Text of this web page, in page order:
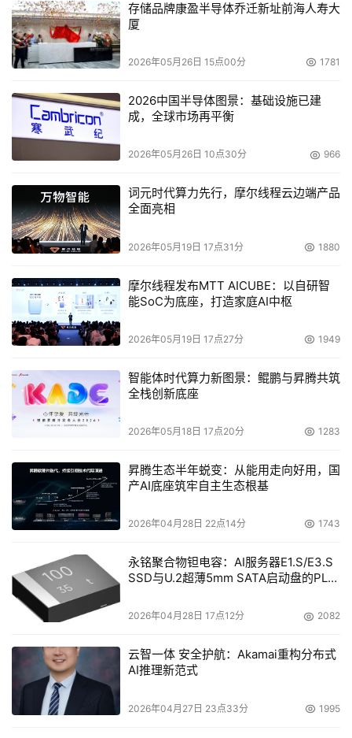
（Tagged TLB）技术则让虚拟机在物理内存中的寻址和切
换效率大幅提升，从而提高虚拟机效率，而DEV技术则大大
提高了虚拟机的安全性：巴塞罗那采用共享2MB的三级缓
了更大缓存的功能，而且也为多个内核之间提供了数据交换
的通道，使得核与核之间的带宽更大、延迟更小。
最后，无论是哪个行业的用户，都会注重投资保护以及它的
价值。AMD在2006年8月份推出的第二代皓龙平台都可以
升级到巴塞罗那平台上，而且升级非常容易。不仅如此，巴
塞罗那的下一代处理器Shanghai也能实现平滑的升级。
本文来源于DOIT传媒，文章内容仅供参考，不构成投资建议。
存储品牌康盈半导体乔迁新址前海人寿大
厦
2026年05月26日 15点00分 1781
2026中国半导体图景：基础设施已建
成，全球市场再平衡
2026年05月26日 10点30分 966
词元时代算力先行，摩尔线程云边端产品
全面亮相
2026年05月19日 17点31分 1880
摩尔线程发布MTT AICUBE：以自研智
能SoC为底座，打造家庭AI中枢
2026年05月19日 17点27分 1949
智能体时代算力新图景：鲲鹏与昇腾共筑
全栈创新底座
2026年05月18日 17点20分 1283
昇腾生态半年蜕变：从能用走向好用，国
产AI底座筑牢自主生态根基
2026年04月28日 22点14分 1743
永铭聚合物钽电容：AI服务器E1.S/E3.S
SSD与U.2超薄5mm SATA启动盘的PLP
2026年04月28日 17点12分 2082
云智一体 安全护航：Akamai重构分布式
AI推理新范式
2026年04月27日 23点33分 1995